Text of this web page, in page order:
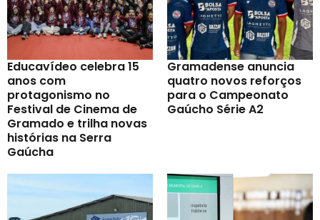
Educavídeo celebra 15
anos com
protagonismo no
Festival de Cinema de
Gramado e trilha novas
histórias na Serra
Gaúcha
Gramadense anuncia
quatro novos reforços
para o Campeonato
Gaúcho Série A2